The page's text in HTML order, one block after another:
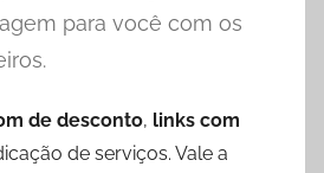
para você com os
de desconto, links com
de serviços. Vale a